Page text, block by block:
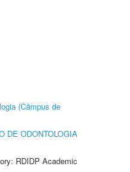
(Câmpus de
DE ODONTOLOGIA
RDIDP Academic